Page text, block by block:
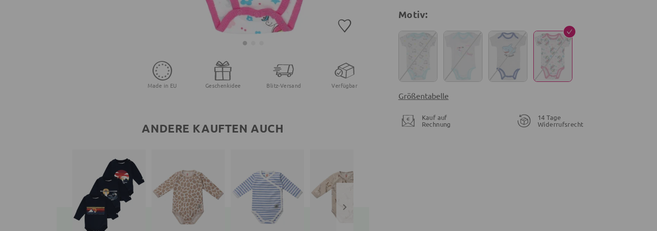
Made in EU Geschenkidee Blitz-Versand Verfügbar
ANDERE KAUFTEN AUCH
Motiv:
Größentabelle
Kauf auf
Rechnung
14 Tage
Widerrufsrecht